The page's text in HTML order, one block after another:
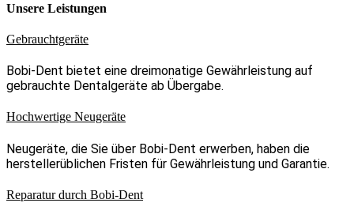
Unsere Leistungen
Gebrauchtgeräte
Bobi-Dent bietet eine dreimonatige Gewährleistung auf
gebrauchte Dentalgeräte ab Übergabe.
Hochwertige Neugeräte
Neugeräte, die Sie über Bobi-Dent erwerben, haben die
herstellerüblichen Fristen für Gewährleistung und Garantie.
Reparatur durch Bobi-Dent